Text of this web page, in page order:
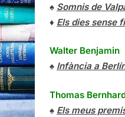
♠ Somnis de
♦ Els dies sense fi
Walter Benjamin
♠ Infància a
Thomas
♠ Els meus